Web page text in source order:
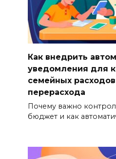
Как внедрить
уведомления для
семейных расходов
перерасхода
Почему важно
бюджет и как